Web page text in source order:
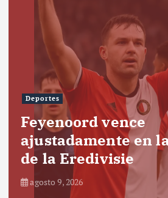
Deportes
Feyenoord vence
ajustadamente en
de la Eredivisie
agosto 9, 2026